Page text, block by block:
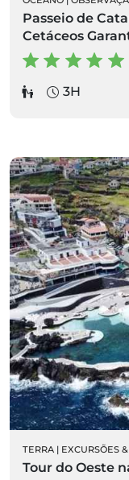
Passeio de
Cetáceos
3H
TERRA | EXCURSÕES
Tour do Oeste